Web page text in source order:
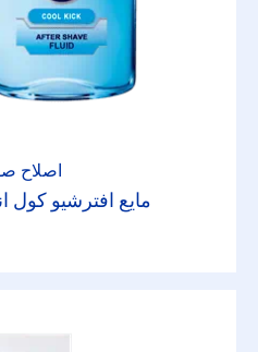
اصلاح
مایع افترشیو کول